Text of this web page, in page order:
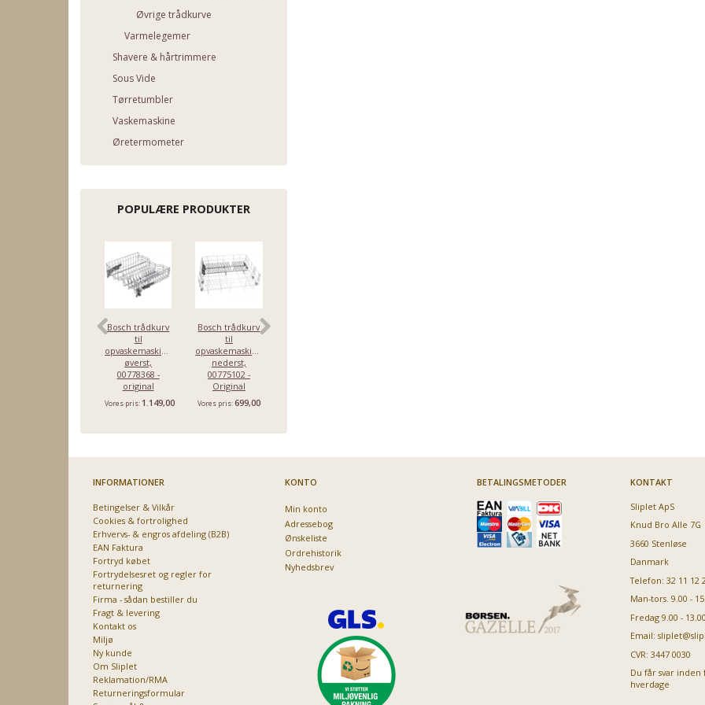
Øvrige trådkurve
Varmelegemer
Shavere & hårtrimmere
Sous Vide
Tørretumbler
Vaskemaskine
Øretermometer
POPULÆRE PRODUKTER
Bosch trådkurv
til
opvaskemaskine,
øverst,
00778368 -
original
Vores pris: 1.149,00
Bosch trådkurv
til
opvaskemaskine,
nederst,
00775102 -
Original
Vores pris:699,00
INFORMATIONER
Betingelser & Vilkår
Cookies & fortrolighed
Erhvervs- & engros afdeling (B2B)
EAN Faktura
Fortryd købet
Fortrydelsesret og regler for
returnering
Firma - sådan bestiller du
Fragt & levering
Kontakt os
Miljø
Ny kunde
Om Sliplet
Reklamation/RMA
Returneringsformular
KONTO
Min konto
Adressebog
Ønskeliste
Ordrehistorik
Nyhedsbrev
BETALINGSMETODER KONTAKT
Sliplet ApS
Knud Bro Alle 7G
3660 Stenløse
Danmark
Telefon: 32 11 12
Man-tors. 9.00 -
Fredag 9.00 - 13.00
Email:
CVR: 3447 0030
Du får svar
hverdage